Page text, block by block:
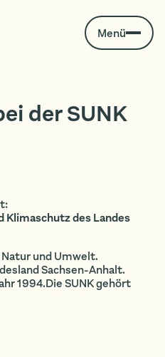
Menü
der SUNK
des Landes
und Umwelt.
Sachsen-Anhalt.
1994.Die SUNK gehört